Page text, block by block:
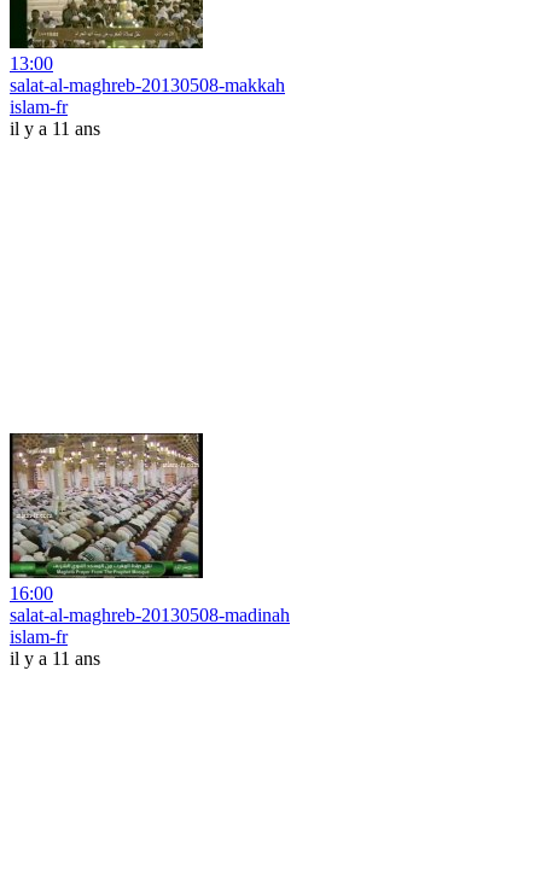
13:00
salat-al-maghreb-20130508-makkah
islam-fr
il y a 11 ans
16:00
salat-al-maghreb-20130508-madinah
islam-fr
il y a 11 ans